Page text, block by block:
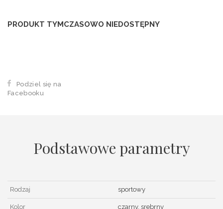
PRODUKT TYMCZASOWO NIEDOSTĘPNY
Podziel się na
Facebooku
Podstawowe parametry
Rodzaj sportowy
Kolor czarny, srebrny